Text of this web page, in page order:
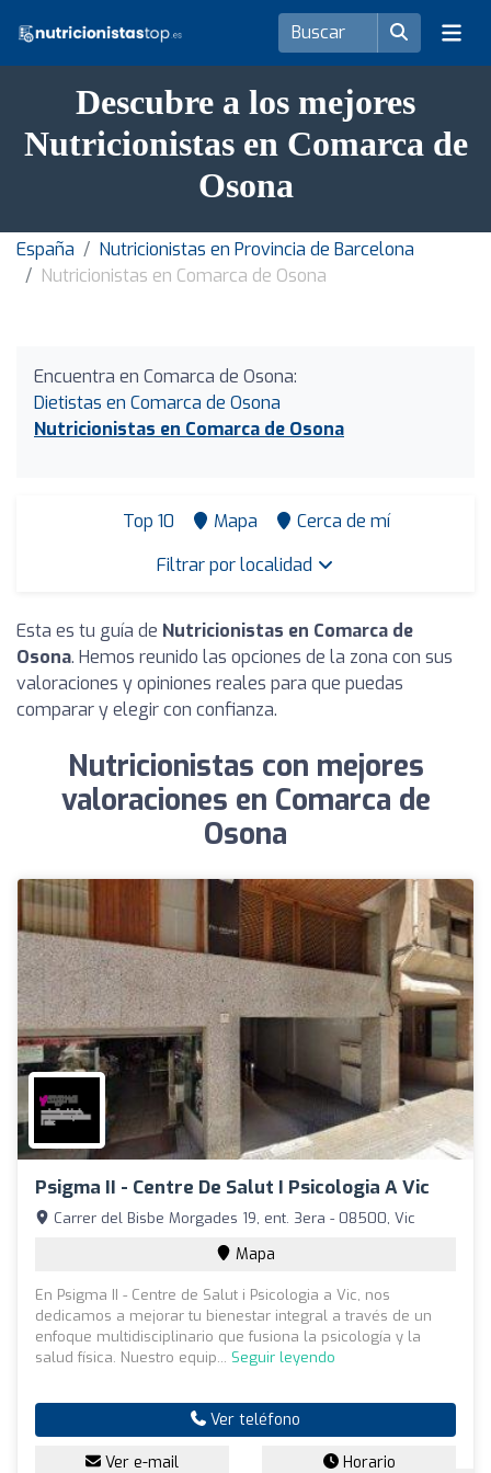
Descubre a los mejores
Nutricionistas en Comarca de
Osona
España
Nutricionistas en Provincia de Barcelona
Nutricionistas en Comarca de Osona
Encuentra en Comarca de Osona:
Dietistas en Comarca de Osona
Nutricionistas en Comarca de Osona
Top 10 Mapa
Cerca de mí
Filtrar por localidad
Esta es tu guía de Nutricionistas en Comarca de
Osona. Hemos reunido las opciones de la zona con sus
valoraciones y opiniones reales para que puedas
comparar y elegir con confianza.
Nutricionistas con mejores
valoraciones en Comarca de
Osona
Psigma II - Centre De Salut I Psicologia A Vic
Carrer del Bisbe Morgades 19, ent. 3era - 08500, Vic
Mapa
En Psigma II - Centre de Salut i Psicologia a Vic, nos
dedicamos a mejorar tu bienestar integral a través de un
enfoque multidisciplinario que fusiona la psicología y la
salud física. Nuestro equip... Seguir leyendo
Ver teléfono
Ver e-mail Horario